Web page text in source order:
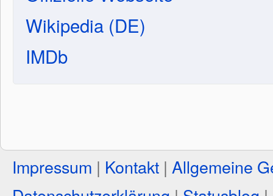
Wikipedia (DE)
IMDb
Impressum | Kontakt | Allgemeine